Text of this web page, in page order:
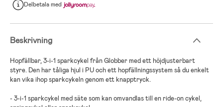
Delbetalamed
Beskrivning
Hopfällbar, 3-i-1 sparkcykel från Globber med ett höjdjusterbart
styre. Den har tåliga hjul i PU och ett hopfällningssystem så du enkelt
kan vika ihop sparkcykeln genom ett knapptryck.
- 3-i-1 sparkcykel med säte som kan omvandlas till en ride-on cykel,